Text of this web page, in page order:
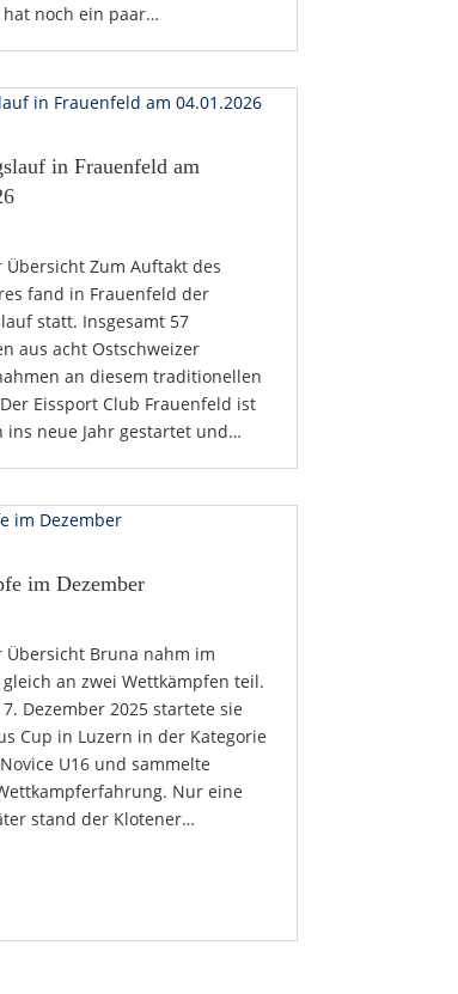
noch ein paar…
in Frauenfeld am
Übersicht Zum Auftakt des
fand in Frauenfeld der
statt. Insgesamt 57
aus acht Ostschweizer
an diesem traditionellen
Eissport Club Frauenfeld ist
ins neue Jahr gestartet und…
im Dezember
Übersicht Bruna nahm im
gleich an zwei Wettkämpfen teil.
Dezember 2025 startete sie
Cup in Luzern in der Kategorie
U16 und sammelte
Nur eine
stand der Klotener…